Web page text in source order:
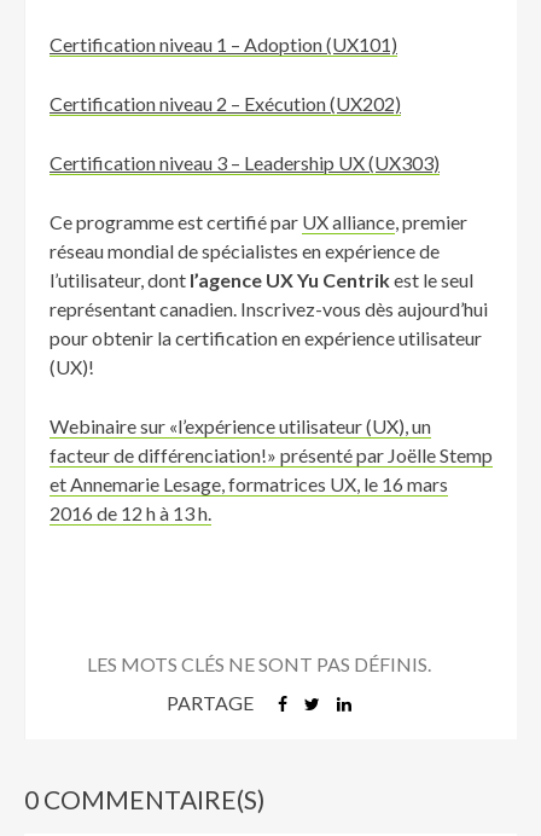
Certification niveau 1 – Adoption (UX101)
Certification niveau 2 – Exécution (UX202)
Certification niveau 3 – Leadership UX (UX303)
Ce programme est certifié par UX alliance, premier
réseau mondial de spécialistes en expérience de
l’utilisateur, dont l’agence UX Yu Centrikest le seul
représentant canadien. Inscrivez-vous dès aujourd’hui
pour obtenir la certification en expérience utilisateur
(UX)!
Webinaire sur «l’expérience utilisateur (UX), un
facteur de différenciation!» présenté par Joëlle Stemp
et Annemarie Lesage, formatrices UX, le 16 mars
2016 de 12 h à 13 h.
LES MOTS CLÉS NE SONT PAS DÉFINIS.
PARTAGE
0 COMMENTAIRE(S)